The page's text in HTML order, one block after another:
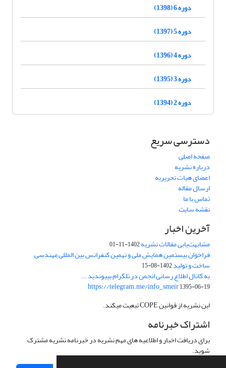
دوره 6 (1398)
دوره 5 (1397)
دوره 4 (1396)
دوره 3 (1395)
دوره 2 (1394)
دسترسی سریع
صفحه اصلی
درباره نشریه
اعضای هیات تحریریه
ارسال مقاله
تماس با ما
نقشه سایت
آخرین اخبار
مشابهت‌یابی مقالات نشریه1402-11-01
فراخوان بیستمین همایش ملی و نهمین کنفرانس بین المللی مهندسی
ساخت و تولید1402-08-15
به کانال اطلاع رسانی انجمن در تلگرام بپیوندید ...
https://telegram.me/info_smeir1395-06-19
این نشریه از قوانین COPE تبعیت میکند.
اشتراک خبرنامه
برای دریافت اخبار و اطلاعیه های مهم نشریه در خبرنامه نشریه مشترک
شوید.